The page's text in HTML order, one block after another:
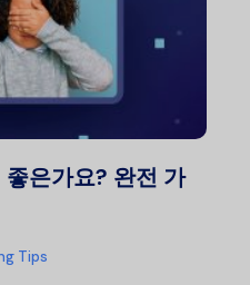
은가요? 완전 가
Tips